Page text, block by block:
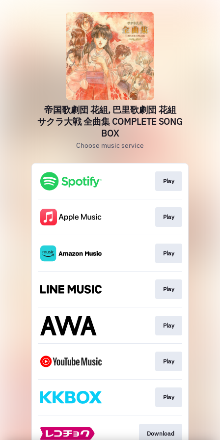
帝国歌劇団 花組, 巴里歌劇団 花組
サクラ大戦 全曲集 COMPLETE SONG
BOX
Choose music service
Play
Play
Play
Play
Play
Play
Play
Download